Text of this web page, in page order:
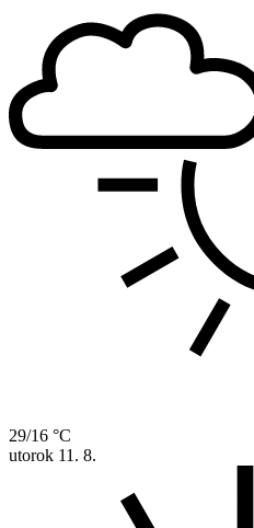
29/16 °C
utorok 11. 8.